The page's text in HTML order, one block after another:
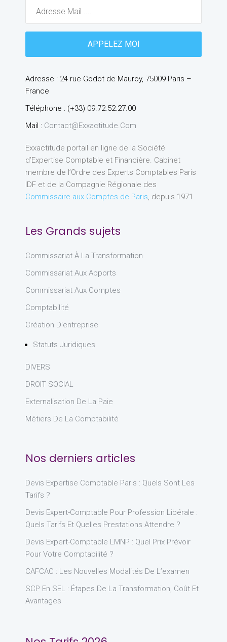
Adresse : 24 rue Godot de Mauroy, 75009 Paris –
France
Téléphone : (+33) 09.72.52.27.00
Mail : Contact@exxactitude.com
Exxactitude portail en ligne de la Société
d’Expertise Comptable et Financière. Cabinet
membre de l’Ordre des Experts Comptables Paris
IDF et de la Compagnie Régionale des
Commissaire aux Comptes de Paris, depuis 1971.
Les Grands sujets
Commissariat À La Transformation
Commissariat Aux Apports
Commissariat Aux Comptes
Comptabilité
Création D'entreprise
Statuts Juridiques
DIVERS
DROIT SOCIAL
Externalisation De La Paie
Métiers De La Comptabilité
Nos derniers articles
Devis Expertise Comptable Paris : Quels Sont Les
Tarifs ?
Devis Expert-Comptable Pour Profession Libérale :
Quels Tarifs Et Quelles Prestations Attendre ?
Devis Expert-Comptable LMNP : Quel Prix Prévoir
Pour Votre Comptabilité ?
CAFCAC : Les Nouvelles Modalités De L’examen
SCP En SEL : Étapes De La Transformation, Coût Et
Avantages